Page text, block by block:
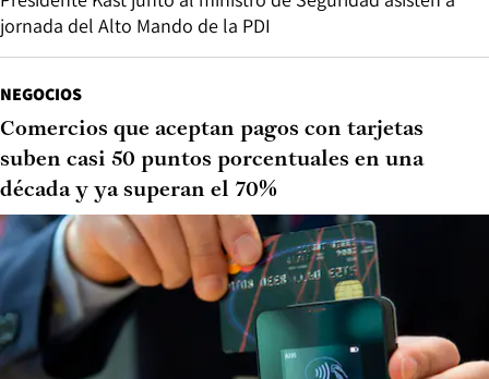
jornada del Alto Mando de la PDI
NEGOCIOS
Comercios que aceptan pagos con tarjetas
suben casi 50 puntos porcentuales en una
década y ya superan el 70%